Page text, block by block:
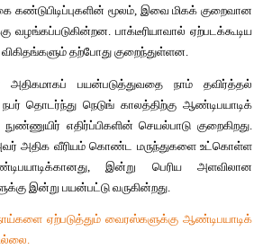
ஆண்டிபயோடிக் மருந்துகளின் மூலம்
வருகின்றன.
மருந்து கண்டுபிடித்த பிறகு,
பென்சிலின்
இருந்தன. முதலாம் உலகப் போரில்,
என்ற தொற்று நோயால் இறப்பு
போது, 1% சதவிகிதத்திற்கும்